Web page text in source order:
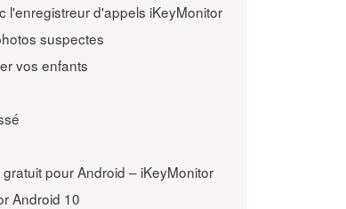
l'enregistreur d'appels iKeyMonitor
suspectes
vos enfants
pour Android – iKeyMonitor
Android 10